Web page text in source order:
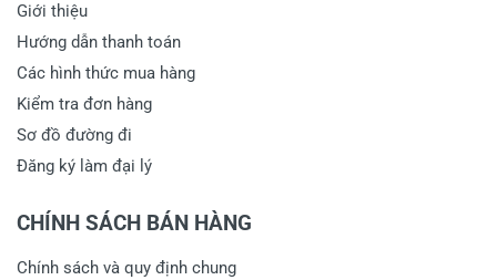
Giới thiệu
Hướng dẫn thanh toán
Các hình thức mua hàng
Kiểm tra đơn hàng
Sơ đồ đường đi
Đăng ký làm đại lý
CHÍNH SÁCH BÁN HÀNG
Chính sách và quy định chung